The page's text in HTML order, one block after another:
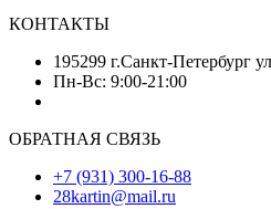
КОНТАКТЫ
Пн-Вс: 9:00-21:00
ОБРАТНАЯ СВЯЗЬ
+7 (931) 300-16-88
28kartin@mail.ru